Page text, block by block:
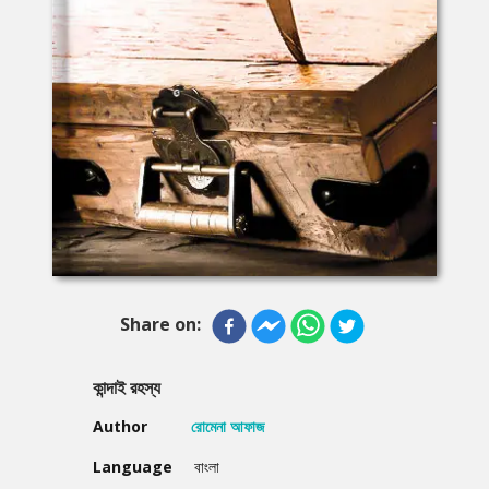
Share on:
কান্দাই রহস্য
Author
রোমেনা আফাজ
Language
বাংলা